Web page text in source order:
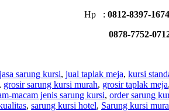
Hp : 0812-8397-
0878-7752-
jasa sarung kursi, jual taplak meja, kursi
, grosir sarung kursi murah, grosir taplak meja,
macam jenis sarung kursi, order sarung
, sarung kursi hotel, Sarung kursi